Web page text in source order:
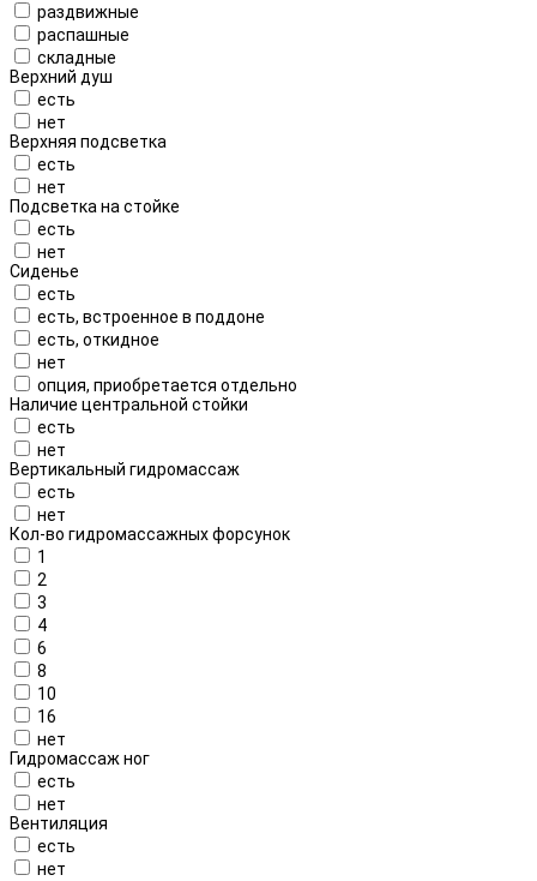
раздвижные
распашные
складные
Верхний душ
есть
нет
Верхняя подсветка
есть
нет
Подсветка на стойке
есть
нет
Сиденье
есть
есть, встроенное в поддоне
есть, откидное
нет
опция, приобретается отдельно
Наличие центральной стойки
есть
нет
Вертикальный гидромассаж
есть
нет
Кол-во гидромассажных форсунок
1
2
3
4
6
8
10
16
нет
Гидромассаж ног
есть
нет
Вентиляция
есть
нет